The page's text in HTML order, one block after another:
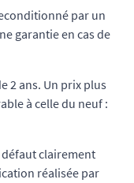
par un
garantie en cas de
2 ans. Un prix plus
à celle du neuf :
défaut clairement
réalisée par